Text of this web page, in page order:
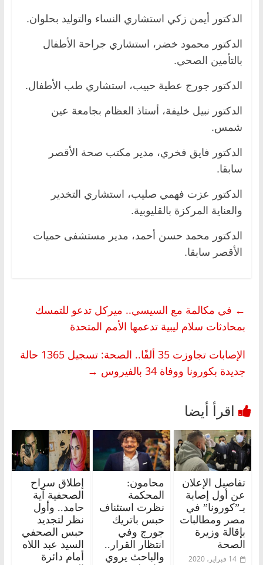
الدكتور أيمن زكي استشاري النساء والتوليد بحلوان.
الدكتور محمود خضر، استشاري جراحة الأطفال
بالتأمين الصحي.
الدكتور جورج عطية حبيب، استشاري طب الأطفال.
الدكتور نبيل خليفة، أستاذ العظام بجامعة عين
شمس.
الدكتور فايق فخري، مدير مكتب صحة الأقصر
سابقا.
الدكتور عزت فهمي صليب، استشاري التخدير
والعناية المركزة بالقليوبية.
الدكتور محمد حسن أحمد، مدير مستشفى حميات
الأقصر سابقا.
← في مكالمة مع السيسي.. ميركل تدعو للتمسك
بمحادثات سلام ليبية تدعمها الأمم المتحدة
الإصابات تجاوزت 35 ألفًا.. الصحة: تسجيل 1365 حالة
جديدة بكورونا ووفاة 34 بالفيروس
→
تفاصيل الإعلان
عن أول إصابة
بـ”كورونا” في
مصر ومطالبات
بإقالة وزيرة
الصحة
14 فبراير، 2020
محامون:
المحكمة
نظرت استئناف
حبس باتريك
جورج وفي
انتظار القرار..
والباحث يروي
إطلاق سراح
الصحفية آية
حامد.. وأول
نظر لتجديد
حبس الصحفي
السيد عبد اللاه
أمام دائرة